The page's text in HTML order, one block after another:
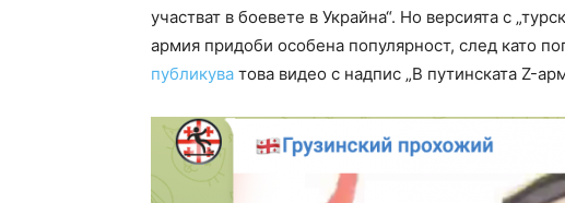
участват в боевете в Украйна“. Но версията с
армия придоби особена популярност, след като
публикува това видео с надпис „В путинската Z-